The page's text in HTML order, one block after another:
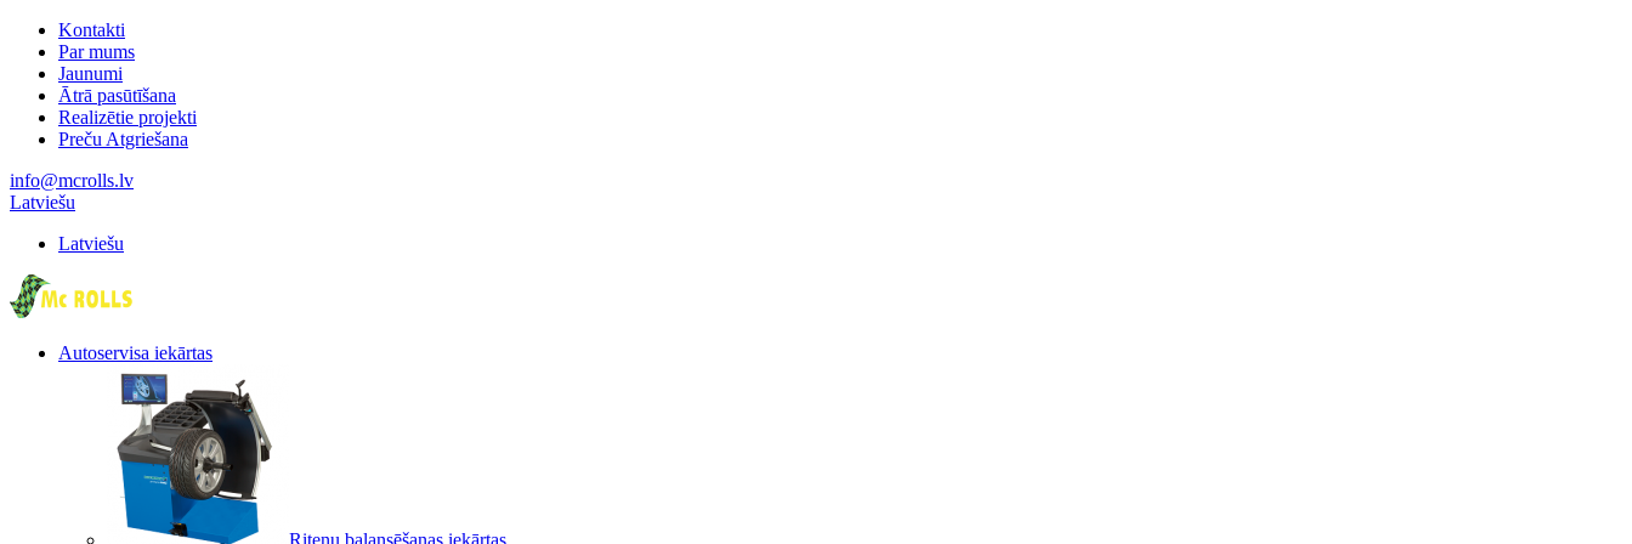
Kontakti
Par mums
Jaunumi
Ātrā pasūtīšana
Realizētie projekti
Preču Atgriešana
info@mcrolls.lv
Latviešu
Latviešu
Autoservisa iekārtas
Riteņu balansēšanas iekārtas